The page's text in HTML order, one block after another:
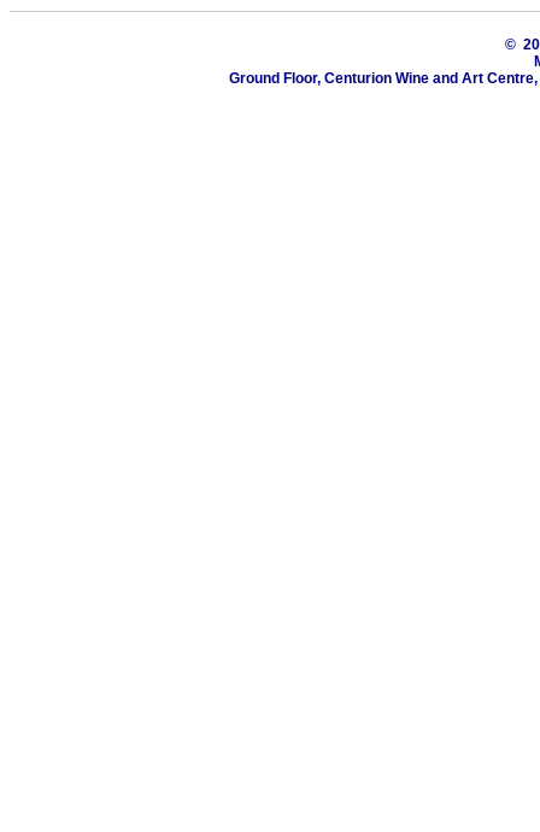
©
Ground Floor, Centurion Wine and Art